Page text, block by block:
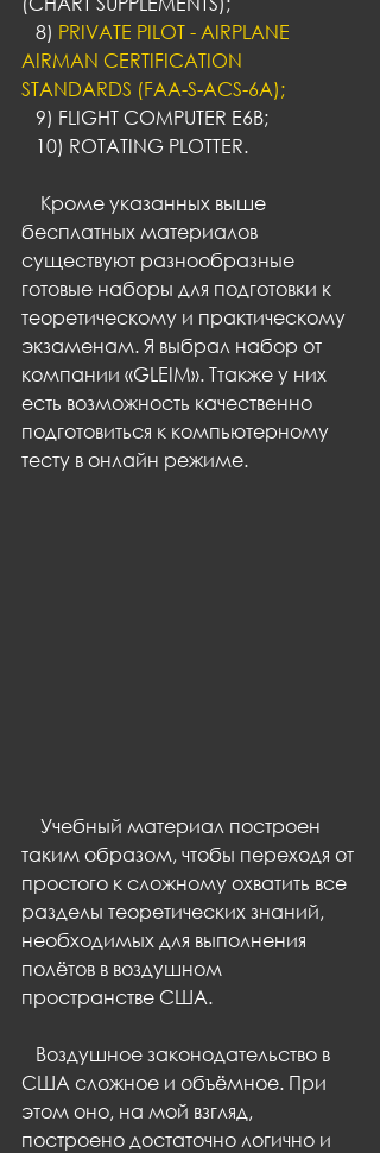
   8)
PRIVATE PILOT - AIRPLANE
AIRMAN CERTIFICATION
STANDARDS (FAA-S-ACS-6A);
   9) FLIGHT COMPUTER E6B;
   10) ROTATING PLOTTER.
бесплатных материалов
существуют разнообразные
готовые наборы для подготовки к
теоретическому и практическому
экзаменам. Я выбрал набор от
компании «GLEIM». Ттакже у них
есть возможность качественно
подготовиться к компьютерному
тесту в онлайн режиме.
таким образом, чтобы переходя от
простого к сложному охватить все
разделы теоретических знаний,
необходимых для выполнения
полётов в воздушном
пространстве США.
США сложное и объёмное. При
этом оно, на мой взгляд,
построено достаточно логично и